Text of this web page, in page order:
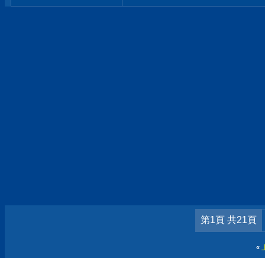
第1頁 共21頁
«